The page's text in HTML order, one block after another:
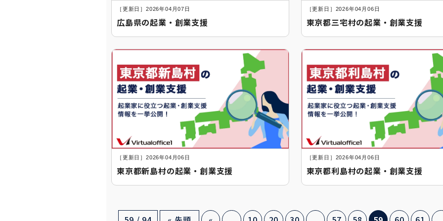
［更新日］2026年04月07日
広島県の起業・創業支援
［更新日］2026年04月06日
東京都三宅村の起業・創業支援
［更新日］2026年04月06日
東京都新島村の起業・創業支援
［更新日］2026年04月06日
東京都利島村の起業・創業支援